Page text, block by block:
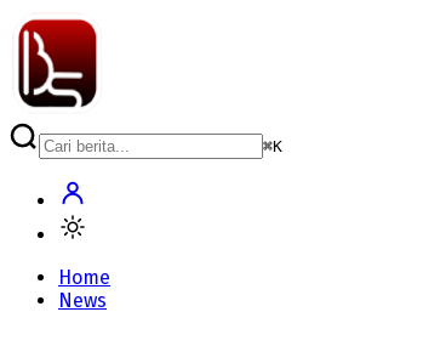
⌘K
Home
News